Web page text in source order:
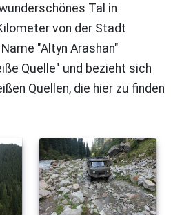
Tal in
von der Stadt
"Altyn Arashan"
Quelle" und bezieht sich
Quellen, die hier zu finden